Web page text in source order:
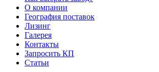
О компании
География поставок
Лизинг
Галерея
Контакты
Запросить КП
Статьи